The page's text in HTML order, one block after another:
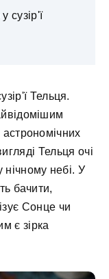
сузір'ї
Тельця.
Тельця очі
нічному небі. У
бачити,
Сонце чи
є зірка